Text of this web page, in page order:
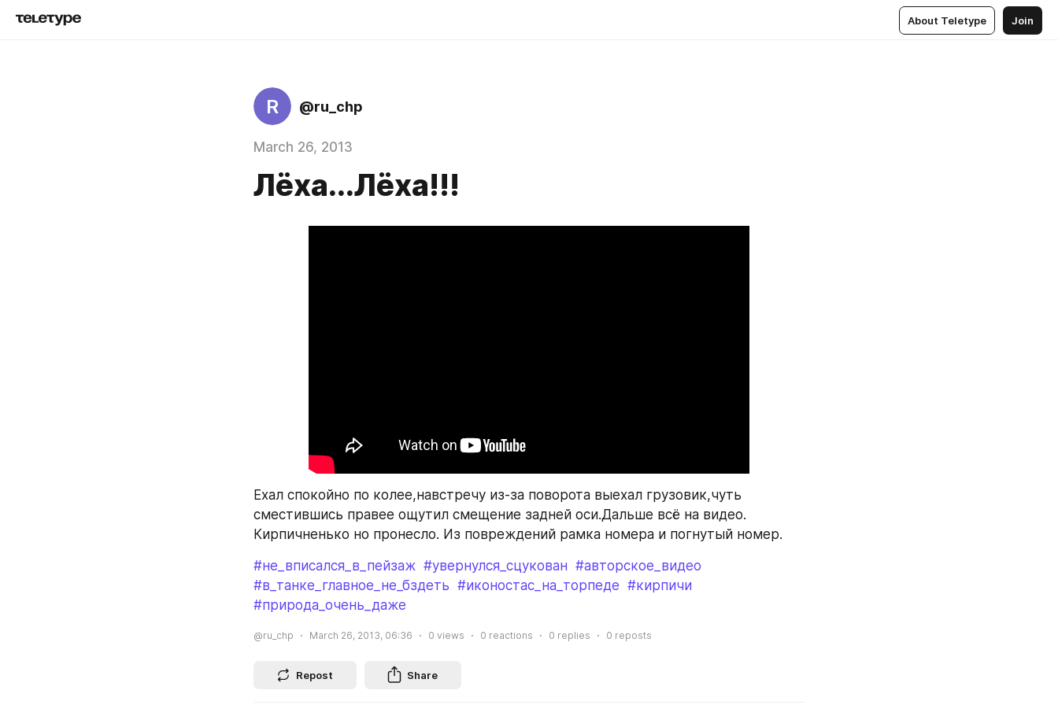
About Teletype Join
R @ru_chp
March 26, 2013
Лёха...Лёха!!!
Ехал спокойно по колее,навстречу из-за поворота выехал грузовик,чуть
сместившись правее ощутил смещение задней оси.Дальше всё на видео.
Кирпичненько но пронесло. Из повреждений рамка номера и погнутый номер.
#не_вписался_в_пейзаж #увернулся_сцукован #авторское_видео
#в_танке_главное_не_бздеть #иконостас_на_торпеде #кирпичи
#природа_очень_даже
@ru_chp March 26, 2013, 06:36 0 views 0 reactions 0 replies 0 reposts
Repost Share